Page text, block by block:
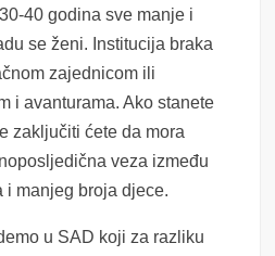
40 godina sve manje i
se ženi. Institucija braka
zajednicom ili
i avanturama. Ako stanete
zaključiti ćete da mora
veza između
i manjeg broja djece.
u SAD koji za razliku